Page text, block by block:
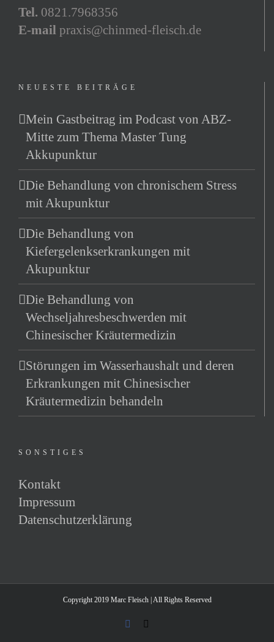
Tel. 0821.7968356
E-mail praxis@chinmed-fleisch.de
NEUESTE BEITRÄGE
Mein Gastbeitrag im Podcast von ABZ-
Mitte zum Thema Master Tung
Akkupunktur
Die Behandlung von chronischem Stress
mit Akupunktur
Die Behandlung von
Kiefergelenkserkrankungen mit
Akupunktur
Die Behandlung von
Wechseljahresbeschwerden mit
Chinesischer Kräutermedizin
Störungen im Wasserhaushalt und deren
Erkrankungen mit Chinesischer
Kräutermedizin behandeln
SONSTIGES
Kontakt
Impressum
Datenschutzerklärung
Copyright 2019 Marc Fleisch | All Rights Reserved
Facebook